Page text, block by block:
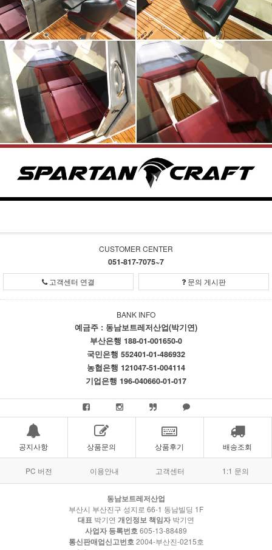
CUSTOMER CENTER
051-817-7075~7
고객센터 연결 문의 게시판
BANK INFO
예금주 : 동남보트레저산업(박기연)
부산은행 188-01-001650-0
국민은행 552401-01-486932
농협은행 121047-51-004114
기업은행 196-040660-01-017
공지사항 상품문의 상품후기 배송조회
PC 버전 이용안내 고객센터 1:1 문의
동남보트레저산업
부산시 부산진구 성지로 66-1 동남빌딩 1F
대표 박기연 개인정보 책임자 박기연
사업자 등록번호605-13-88489
통신판매업신고번호 2004-부산진-0215호